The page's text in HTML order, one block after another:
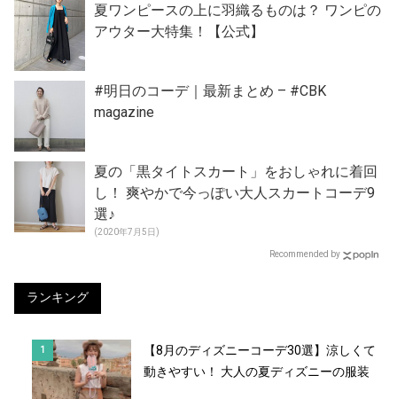
夏ワンピースの上に羽織るものは？ ワンピの
アウター大特集！【公式】
#明日のコーデ｜最新まとめ – #CBK
magazine
夏の「黒タイトスカート」をおしゃれに着回
し！ 爽やかで今っぽい大人スカートコーデ9
選♪
(2020年7月5日)
Recommended by
ランキング
【8月のディズニーコーデ30選】涼しくて
動きやすい！ 大人の夏ディズニーの服装